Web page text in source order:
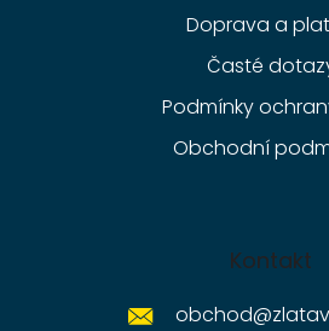
Doprava a
Časté
Podmínky
Obchodní
Kontakt
obchod@